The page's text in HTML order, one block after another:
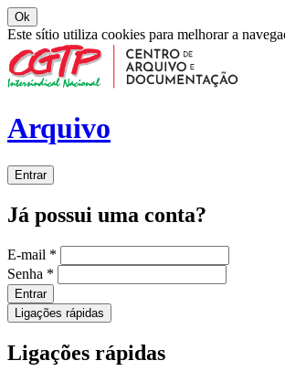
Ok
Este sítio utiliza cookies para melhorar a
Arquivo
Entrar
Já possui uma conta?
E-mail *
Senha *
Entrar
Ligações rápidas
Ligações rápidas